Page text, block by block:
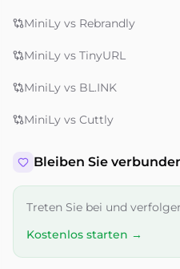
MiniLy vs Rebrandly
MiniLy vs TinyURL
MiniLy vs BL.INK
MiniLy vs Cuttly
Bleiben Sie
Treten Sie bei und
Kostenlos starten →